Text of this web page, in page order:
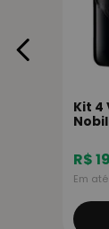
Kit 4
R$
Em até